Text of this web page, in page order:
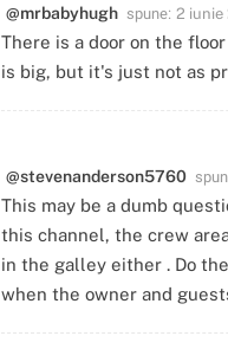
@mrbabyhugh spune: 2 iunie
There is a door on the
is big, but it's just not as
@stevenanderson5760
This may be a dumb
this channel, the crew
in the galley either . Do
when the owner and